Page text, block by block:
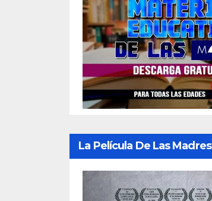
La Película De Las Madres